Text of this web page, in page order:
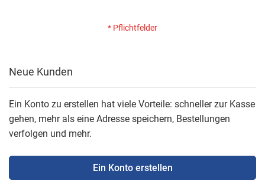
Neue Kunden
Ein Konto zu erstellen hat viele Vorteile: schneller zur Kasse
gehen, mehr als eine Adresse speichern, Bestellungen
verfolgen und mehr.
Ein Konto erstellen